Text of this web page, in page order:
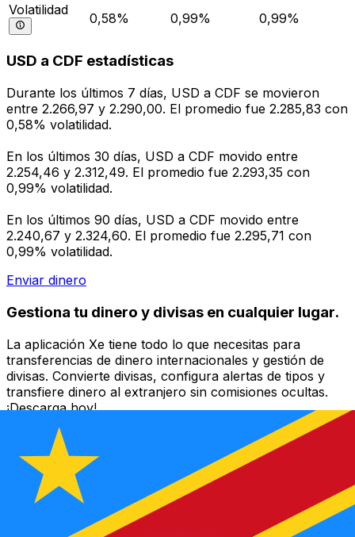
Volatilidad
0,58% 0,99% 0,99%
USD a CDF estadísticas
Durante los últimos 7 días, USD a CDF se movieron
entre 2.266,97 y 2.290,00. El promedio fue 2.285,83 con
0,58% volatilidad.
En los últimos 30 días, USD a CDF movido entre
2.254,46 y 2.312,49. El promedio fue 2.293,35 con
0,99% volatilidad.
En los últimos 90 días, USD a CDF movido entre
2.240,67 y 2.324,60. El promedio fue 2.295,71 con
0,99% volatilidad.
Enviar dinero
Gestiona tu dinero y divisas en cualquier lugar.
La aplicación Xe tiene todo lo que necesitas para
transferencias de dinero internacionales y gestión de
divisas. Convierte divisas, configura alertas de tipos y
transfiere dinero al extranjero sin comisiones ocultas.
¡Descarga hoy!